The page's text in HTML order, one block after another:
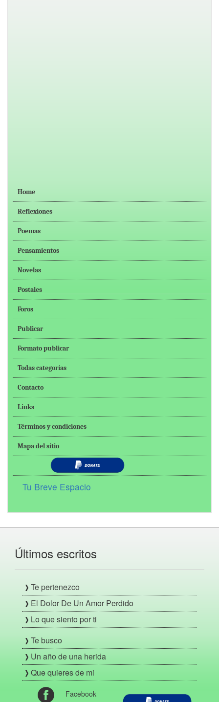
Home
Reflexiones
Poemas
Pensamientos
Novelas
Postales
Foros
Publicar
Formato publicar
Todas categorías
Contacto
Links
Términos y condiciones
Mapa del sitio
Tu Breve Espacio
Últimos escritos
Te pertenezco
El Dolor De Un Amor Perdido
Lo que siento por ti
Te busco
Un año de una herida
Que quieres de mi
Facebook